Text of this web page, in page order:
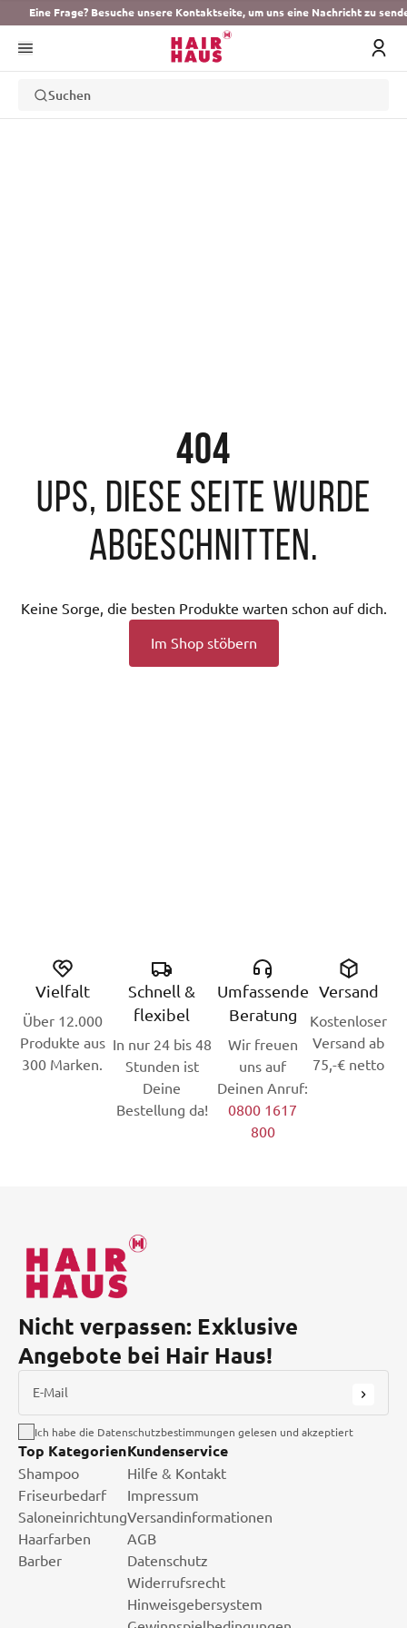
Eine Frage? Besuche unsere Kontaktseite, um uns eine Nachricht zu
Suchen
404
Ups, diese Seite wurde
abgeschnitten.
Keine Sorge, die besten Produkte warten schon auf dich.
Im Shop stöbern
Vielfalt
Über 12.000
Produkte aus
300 Marken.
Schnell &
flexibel
In nur 24 bis 48
Stunden ist
Deine
Bestellung da!
Umfassende
Beratung
Wir freuen
uns auf
Deinen Anruf:
0800 1617
800
Versand
Kostenloser
Versand ab
75,-€ netto
Nicht verpassen: Exklusive
Angebote bei Hair Haus!
E-Mail
Ich habe die Datenschutzbestimmungen gelesen und akzeptiert
Top Kategorien
Shampoo
Friseurbedarf
Saloneinrichtung
Haarfarben
Barber
Kundenservice
Hilfe & Kontakt
Impressum
Versandinformationen
AGB
Datenschutz
Widerrufsrecht
Hinweisgebersystem